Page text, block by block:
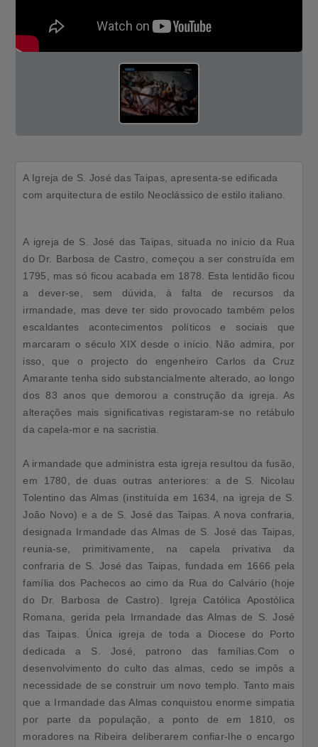
A Igreja de S. José das Taipas, apresenta-se edificada
com arquitectura de estilo Neoclássico de estilo italiano.
A igreja de S. José das Taipas, situada no início da Rua
do Dr. Barbosa de Castro, começou a ser construída em
1795, mas só ficou acabada em 1878. Esta lentidão ficou
a dever-se, sem dúvida, à falta de recursos da
irmandade, mas deve ter sido provocado também pelos
escaldantes acontecimentos políticos e sociais que
marcaram o século XIX desde o início. Não admira, por
isso, que o projecto do engenheiro Carlos da Cruz
Amarante tenha sido substancialmente alterado, ao longo
dos 83 anos que demorou a construção da igreja. As
alterações mais significativas registaram-se no retábulo
da capela-mor e na sacristia.
A irmandade que administra esta igreja resultou da fusão,
em 1780, de duas outras anteriores: a de S. Nicolau
Tolentino das Almas (instituída em 1634, na igreja de S.
João Novo) e a de S. José das Taipas. A nova confraria,
designada Irmandade das Almas de S. José das Taipas,
reunia-se, primitivamente, na capela privativa da
confraria de S. José das Taipas, fundada em 1666 pela
família dos Pachecos ao cimo da Rua do Calvário (hoje
do Dr. Barbosa de Castro). Igreja Católica Apostólica
Romana, gerida pela Irmandade das Almas de S. José
das Taipas. Única igreja de toda a Diocese do Porto
dedicada a S. José, patrono das famílias.Com o
desenvolvimento do culto das almas, cedo se impôs a
necessidade de se construir um novo templo. Tanto mais
que a Irmandade das Almas conquistou enorme simpatia
por parte da população, a ponto de em 1810, os
moradores na Ribeira deliberarem confiar-lhe o encargo